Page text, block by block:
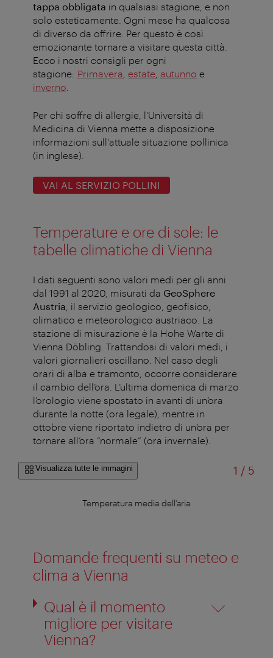
tappa obbligata in qualsiasi stagione, e non
solo esteticamente. Ogni mese ha qualcosa
di diverso da offrire. Per questo è così
emozionante tornare a visitare questa città.
Ecco i nostri consigli per ogni
stagione: Primavera estate autunno e
inverno
Per chi soffre di allergie, l'Università di
Medicina di Vienna mette a disposizione
informazioni sull'attuale situazione pollinica
(in inglese).
VAI AL SERVIZIO POLLINI
Temperature e ore di sole: le
tabelle climatiche di Vienna
I dati seguenti sono valori medi per gli anni
dal 1991 al 2020, misurati da GeoSphere
Austria , il servizio geologico, geofisico,
climatico e meteorologico austriaco. La
stazione di misurazione è la Hohe Warte di
Vienna Döbling. Trattandosi di valori medi, i
valori giornalieri oscillano. Nel caso degli
orari di alba e tramonto, occorre considerare
il cambio dell’ora. L’ultima domenica di marzo
l’orologio viene spostato in avanti di un’ora
durante la notte (ora legale), mentre in
ottobre viene riportato indietro di un’ora per
tornare all’ora “normale” (ora invernale).
Visualizza tutte le immagini 1 /di
5
Temperatura media dell’aria
Domande frequenti su meteo e
clima a Vienna
Qual è il momento
migliore per visitare
Vienna?